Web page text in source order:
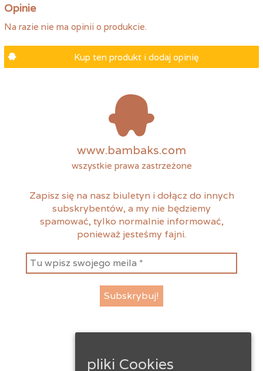
Opinie
Na razie nie ma opinii o produkcie.
Kup ten produkt i dodaj opinię
www.bambaks.com
wszystkie prawa zastrzeżone
Zapisz się na nasz biuletyn i dołącz do innych
subskrybentów, a my nie będziemy
spamować, tylko normalnie informować,
ponieważ jesteśmy fajni.
pliki Cookies